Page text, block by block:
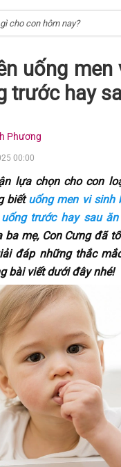
uống men
trước hay
Phương
00:00
lựa chọn cho con
biếtuống men vi sinh
trước hay sau
mẹ, Con Cưng đã
đáp những thắc
bài viết dưới đây nhé!